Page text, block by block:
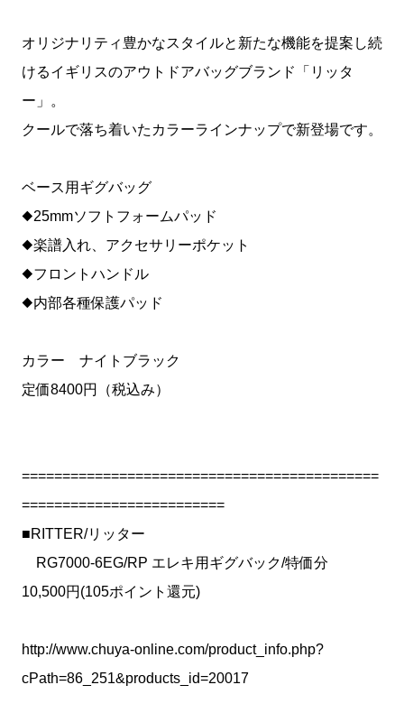
オリジナリティ豊かなスタイルと新たな機能を提案し続
けるイギリスのアウトドアバッグブランド「リッタ
ー」。
クールで落ち着いたカラーラインナップで新登場です。
ベース用ギグバッグ
◆25mmソフトフォームパッド
◆楽譜入れ、アクセサリーポケット
◆フロントハンドル
◆内部各種保護パッド
カラー ナイトブラック
定価8400円（税込み）
============================================
=========================
■RITTER/リッター
RG7000-6EG/RP エレキ用ギグバック/特価分
10,500円(105ポイント還元)
http://www.chuya-online.com/product_info.php?
cPath=86_251&products_id=20017